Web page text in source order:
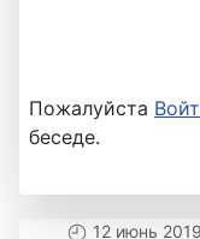
Пожалуйста
беседе.
12 июнь